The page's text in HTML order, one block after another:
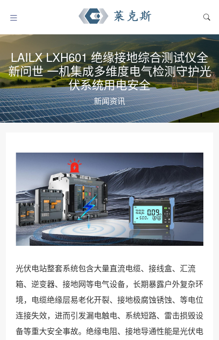
LAILX LXH601 绝缘接地综合测试仪全
新问世 一机集成多维度电气检测守护光
伏系统用电安全
新闻资讯
光伏电站整套系统包含大量直流电缆、接线盒、汇流
箱、逆变器、接地网等电气设备，长期暴露户外复杂环
境，电缆绝缘层易老化开裂、接地极腐蚀锈蚀、等电位
连接失效，进而引发漏电触电、系统短路、雷击损毁设
备等重大安全事故。绝缘电阻、接地导通性能是光伏电